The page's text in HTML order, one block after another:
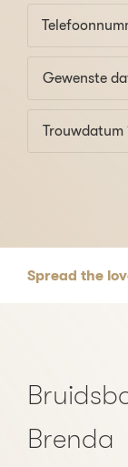
Gewenste
Trouwdatum
Spread the
Brenda